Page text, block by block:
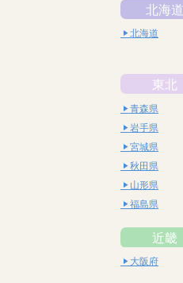
北海道
北海道
東北
青森県
岩手県
宮城県
秋田県
山形県
福島県
近畿
大阪府